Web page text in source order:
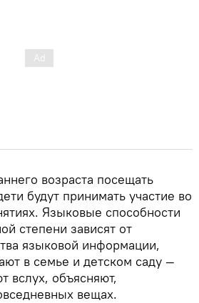
возраста посещать
будут принимать участие во
Языковые способности
степени зависят от
языковой информации,
в семье и детском саду —
вслух, объясняют,
вещах.